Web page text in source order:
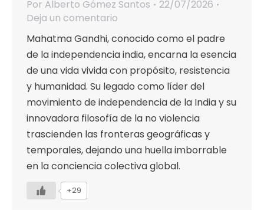
Por Alberto Gómez Santos
22/07/2026
Deja un comentario
Mahatma Gandhi, conocido como el padre
de la independencia india, encarna la esencia
de una vida vivida con propósito, resistencia
y humanidad. Su legado como líder del
movimiento de independencia de la India y su
innovadora filosofía de la no violencia
trascienden las fronteras geográficas y
temporales, dejando una huella imborrable
en la conciencia colectiva global.
+29